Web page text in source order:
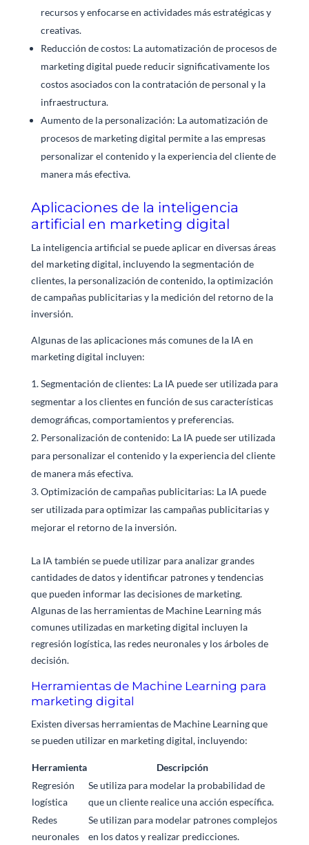
recursos y enfocarse en actividades más estratégicas y
creativas.
Reducción de costos: La automatización de procesos de
marketing digital puede reducir significativamente los
costos asociados con la contratación de personal y la
infraestructura.
Aumento de la personalización: La automatización de
procesos de marketing digital permite a las empresas
personalizar el contenido y la experiencia del cliente de
manera más efectiva.
Aplicaciones de la inteligencia
artificial en marketing digital
La inteligencia artificial se puede aplicar en diversas áreas
del marketing digital, incluyendo la segmentación de
clientes, la personalización de contenido, la optimización
de campañas publicitarias y la medición del retorno de la
inversión.
Algunas de las aplicaciones más comunes de la IA en
marketing digital incluyen:
Segmentación de clientes: La IA puede ser utilizada para
segmentar a los clientes en función de sus características
demográficas, comportamientos y preferencias.
Personalización de contenido: La IA puede ser utilizada
para personalizar el contenido y la experiencia del cliente
de manera más efectiva.
Optimización de campañas publicitarias: La IA puede
ser utilizada para optimizar las campañas publicitarias y
mejorar el retorno de la inversión.
La IA también se puede utilizar para analizar grandes
cantidades de datos y identificar patrones y tendencias
que pueden informar las decisiones de marketing.
Algunas de las herramientas de Machine Learning más
comunes utilizadas en marketing digital incluyen la
regresión logística, las redes neuronales y los árboles de
decisión.
Herramientas de Machine Learning para
marketing digital
Existen diversas herramientas de Machine Learning que
se pueden utilizar en marketing digital, incluyendo:
Herramienta
Descripción
Regresión
logística
Se utiliza para modelar la probabilidad de
que un cliente realice una acción específica.
Redes
neuronales
Se utilizan para modelar patrones complejos
en los datos y realizar predicciones.